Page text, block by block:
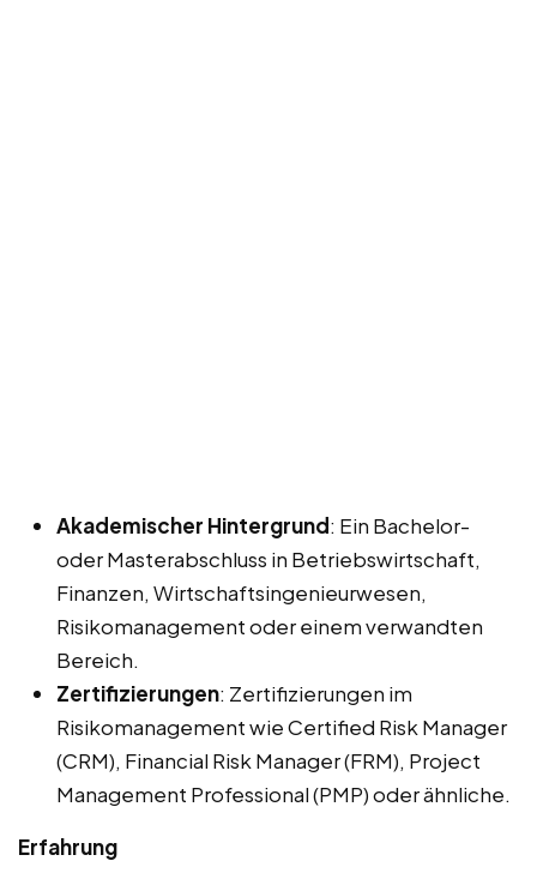
Akademischer Hintergrund: Ein Bachelor-
oder Masterabschluss in Betriebswirtschaft,
Finanzen, Wirtschaftsingenieurwesen,
Risikomanagement oder einem verwandten
Bereich.
Zertifizierungen: Zertifizierungen im
Risikomanagement wie Certified Risk Manager
(CRM), Financial Risk Manager (FRM), Project
Management Professional (PMP) oder ähnliche.
Erfahrung